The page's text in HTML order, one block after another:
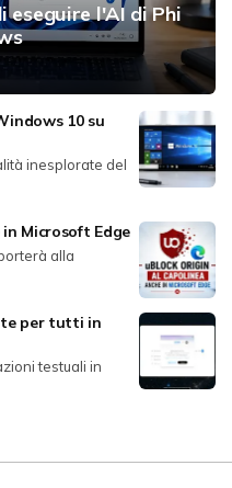
eseguire l'AI di Phi
10 su
inesplorate del
Microsoft Edge
alla
per tutti in
testuali in